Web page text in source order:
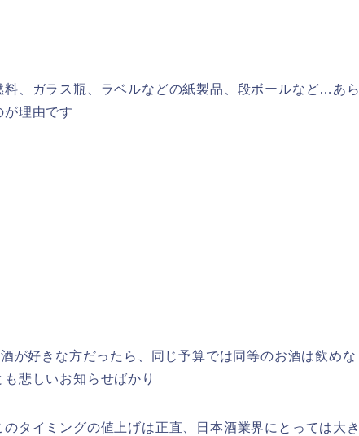
、ガラス瓶、ラベルなどの紙製品、段ボールなど…あら
が理由です
が好きな方だったら、同じ予算では同等のお酒は飲めな
悲しいお知らせばかり
タイミングの値上げは正直、日本酒業界にとっては大き